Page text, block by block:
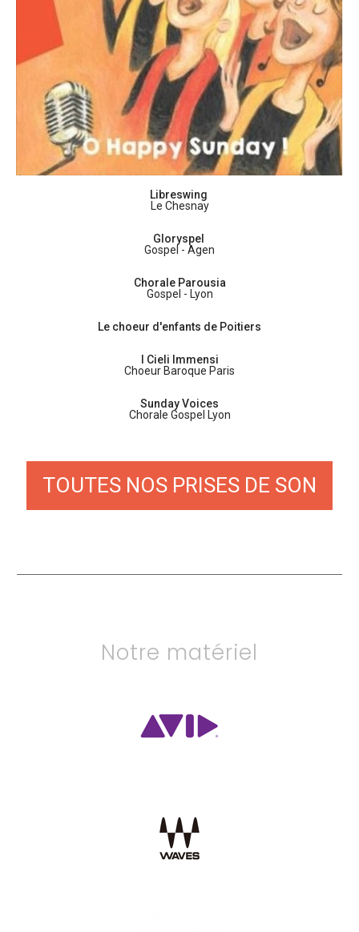
Libreswing
Le Chesnay
Gloryspel
Gospel - Agen
Chorale Parousia
Gospel - Lyon
Le choeur d'enfants de Poitiers
I Cieli Immensi
Choeur Baroque Paris
Sunday Voices
Chorale Gospel Lyon
TOUTES NOS PRISES DE SON
Notre matériel